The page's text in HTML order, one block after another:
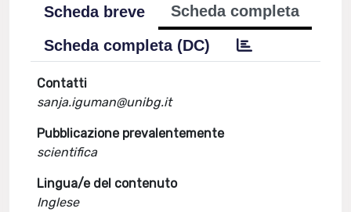
Scheda breve
Scheda completa
Scheda completa (DC)
Contatti
sanja.iguman@unibg.it
Pubblicazione prevalentemente
scientifica
Lingua/e del contenuto
Inglese